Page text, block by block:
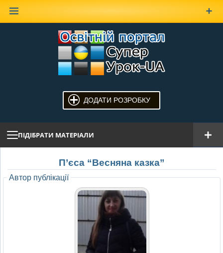
ДОДАТИ РОЗРОБКУ
ПІДІБРАТИ МАТЕРІАЛИ
П’єса “Весняна казка”
Автор публікації